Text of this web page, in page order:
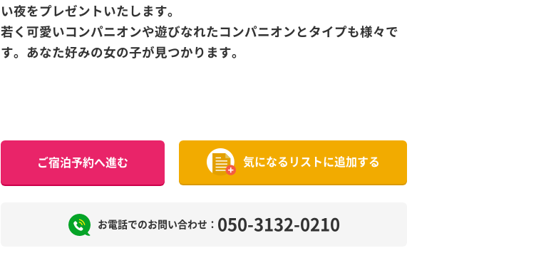
い夜をプレゼントいたします。
若く可愛いコンパニオンや遊びなれたコンパニオンとタイプも様々で
す。あなた好みの女の子が見つかります。
ご宿泊予約へ進む 気になるリストに追加する
お電話でのお問い合わせ： 050-3132-0210